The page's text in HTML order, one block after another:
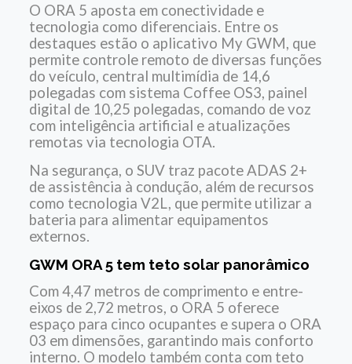
O ORA 5 aposta em conectividade e
tecnologia como diferenciais. Entre os
destaques estão o aplicativo My GWM, que
permite controle remoto de diversas funções
do veículo, central multimídia de 14,6
polegadas com sistema Coffee OS3, painel
digital de 10,25 polegadas, comando de voz
com inteligência artificial e atualizações
remotas via tecnologia OTA.
Na segurança, o SUV traz pacote ADAS 2+
de assistência à condução, além de recursos
como tecnologia V2L, que permite utilizar a
bateria para alimentar equipamentos
externos.
GWM ORA 5 tem teto solar panorâmico
Com 4,47 metros de comprimento e entre-
eixos de 2,72 metros, o ORA 5 oferece
espaço para cinco ocupantes e supera o ORA
03 em dimensões, garantindo mais conforto
interno. O modelo também conta com teto